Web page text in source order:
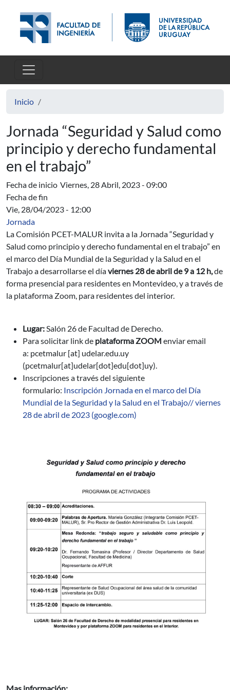
Inicio
Jornada “Seguridad y Salud como
principio y derecho fundamental
en el trabajo”
Fecha de inicio Viernes, 28 Abril, 2023 - 09:00
Fecha de fin
Vie, 28/04/2023 - 12:00
Jornada
La Comisión PCET-MALUR invita a la Jornada “Seguridad y
Salud como principio y derecho fundamental en el trabajo” en
el marco del Día Mundial de la Seguridad y la Salud en el
Trabajo a desarrollarse el díaviernes 28 de abril de 9 a 12 h,de
forma presencial para residentes en Montevideo, y a través de
la plataforma Zoom, para residentes del interior.
Lugar:Salón 26 de Facultad de Derecho.
Para solicitar link de plataforma ZOOM enviar email
a: pcetmalur [at] udelar.edu.uy
(pcetmalur[at]udelar[dot]edu[dot]uy).
Inscripciones a través del siguiente
formulario: Inscripción Jornada en el marco del Día
Mundial de la Seguridad y la Salud en el Trabajo// viernes
28 de abril de 2023 (google.com)